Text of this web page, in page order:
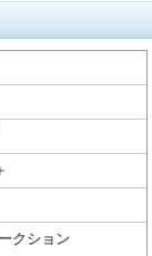
クション